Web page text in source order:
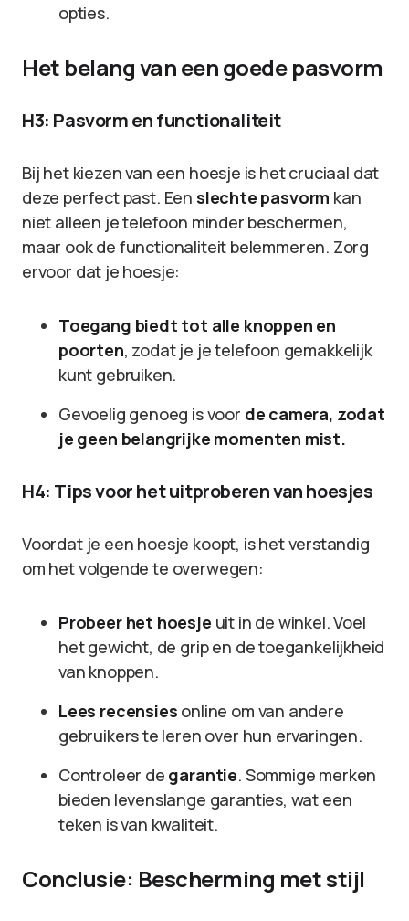
opties.
Het belang van een goede pasvorm
H3: Pasvorm en functionaliteit
Bij het kiezen van een hoesje is het cruciaal dat
deze perfect past. Een slechte pasvorm kan
niet alleen je telefoon minder beschermen,
maar ook de functionaliteit belemmeren. Zorg
ervoor dat je hoesje:
Toegang biedt tot alle knoppen en
poorten, zodat je je telefoon gemakkelijk
kunt gebruiken.
Gevoelig genoeg is voor de camera, zodat
je geen belangrijke momenten mist.
H4: Tips voor het uitproberen van hoesjes
Voordat je een hoesje koopt, is het verstandig
om het volgende te overwegen:
Probeer het hoesje uit in de winkel. Voel
het gewicht, de grip en de toegankelijkheid
van knoppen.
Lees recensies online om van andere
gebruikers te leren over hun ervaringen.
Controleer de garantie. Sommige merken
bieden levenslange garanties, wat een
teken is van kwaliteit.
Conclusie: Bescherming met stijl